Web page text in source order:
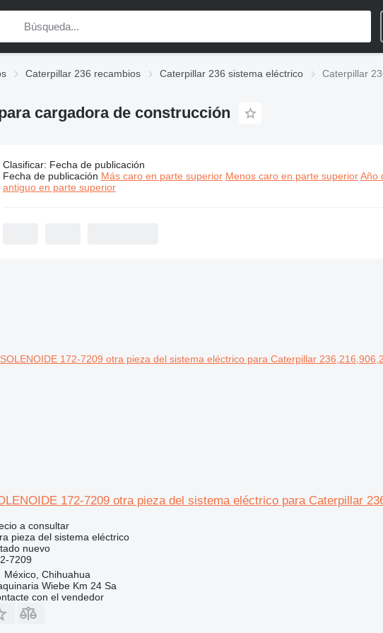
Caterpillar 236 recambios Caterpillar 236 sistema eléctrico Caterpillar
cargadora de construcción
5 anuncios:Caterpillar 236 sistema eléctrico para cargadora de
Clasificar: Fecha de publicación
Fecha de publicación Más caro en parte superior Menos caro en parte superior Año
antiguo en parte superior
172-7209 otra pieza del sistema eléctrico para Caterpillar
a consultar
pieza del sistema eléctrico
nuevo
7209
México, Chihuahua
Wiebe Km 24 Sa
con el vendedor